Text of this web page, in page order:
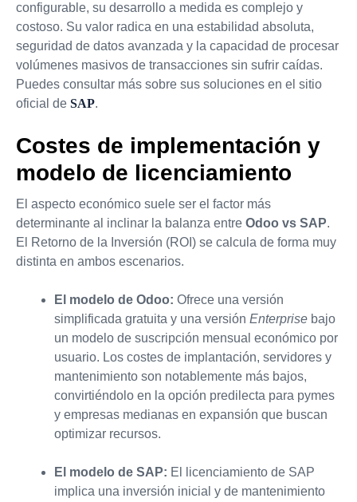
configurable, su desarrollo a medida es complejo y
costoso. Su valor radica en una estabilidad absoluta,
seguridad de datos avanzada y la capacidad de procesar
volúmenes masivos de transacciones sin sufrir caídas.
Puedes consultar más sobre sus soluciones en el sitio
oficial de SAP.
Costes de implementación y
modelo de licenciamiento
El aspecto económico suele ser el factor más
determinante al inclinar la balanza entre Odoo vs SAP.
El Retorno de la Inversión (ROI) se calcula de forma muy
distinta en ambos escenarios.
El modelo de Odoo: Ofrece una versión
simplificada gratuita y una versión Enterprise bajo
un modelo de suscripción mensual económico por
usuario. Los costes de implantación, servidores y
mantenimiento son notablemente más bajos,
convirtiéndolo en la opción predilecta para pymes
y empresas medianas en expansión que buscan
optimizar recursos.
El modelo de SAP: El licenciamiento de SAP
implica una inversión inicial y de mantenimiento